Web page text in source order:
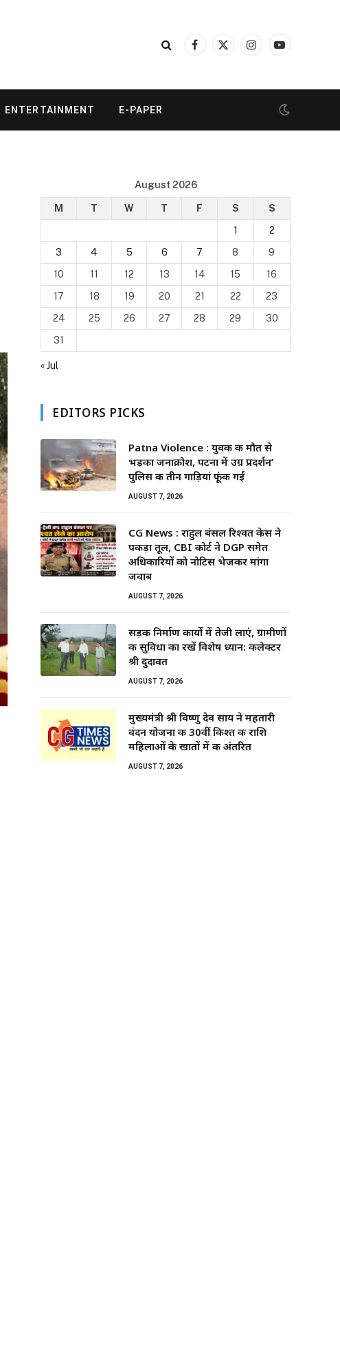
Facebook
X
InstagramYouTube
ENTERTAINMENT E-PAPER
August 2026
M T W T F S
S
1
2
3
4 5 6 7 8
9
10
11 12 13 14 15
16
17
18 19 20 21 22
23
24
25 26 27 28 29
30
31
« Jul
EDITORS PICKS
Patna Violence : युवक की मौत से
भड़का जनाक्रोश, पटना में उग्र प्रदर्शन’
पुलिस की तीन गाड़ियां फूंकी गईं
AUGUST 7, 2026
CG News : राहुल बंसल रिश्वत केस ने
पकड़ा तूल, CBI कोर्ट ने DGP समेत
अधिकारियों को नोटिस भेजकर मांगा
जवाब
AUGUST 7, 2026
सड़क निर्माण कार्यों में तेजी लाएं, ग्रामीणों
की सुविधा का रखें विशेष ध्यान: कलेक्टर
श्री दुदावत
AUGUST 7, 2026
मुख्यमंत्री श्री विष्णु देव साय ने महतारी
वंदन योजना की 30वीं किश्त की राशि
महिलाओं के खातों में की अंतरित
AUGUST 7, 2026